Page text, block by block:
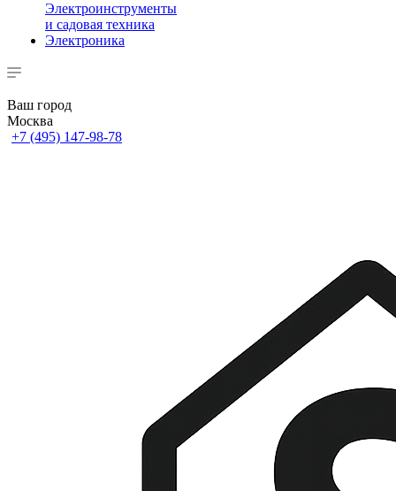
Электроинструменты
и садовая техника
Электроника
Ваш город
Москва
+7 (495) 147-98-78